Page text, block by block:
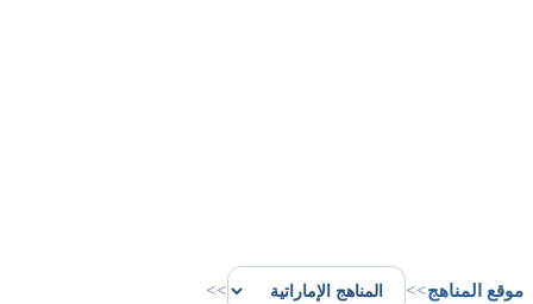
موقع المناهج>>
>>